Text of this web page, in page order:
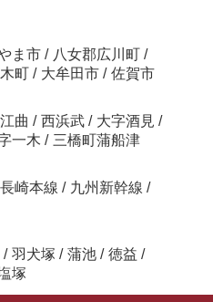
ま市 / 八女郡広川町 /
町 / 大牟田市 / 佐賀市
曲 / 西浜武 / 大字酒見 /
一木 / 三橋町蒲船津
長崎本線 / 九州新幹線 /
/ 羽犬塚 / 蒲池 / 徳益 /
塚